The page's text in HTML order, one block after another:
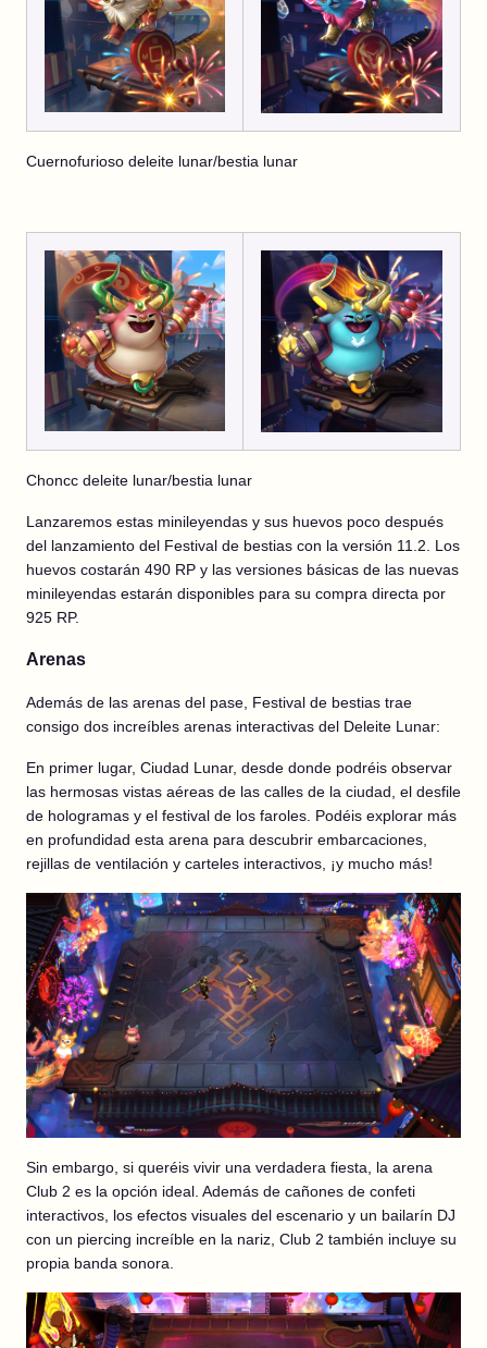
Cuernofurioso deleite lunar/bestia lunar
Choncc deleite lunar/bestia lunar
Lanzaremos estas minileyendas y sus huevos poco después
del lanzamiento del Festival de bestias con la versión 11.2. Los
huevos costarán 490 RP y las versiones básicas de las nuevas
minileyendas estarán disponibles para su compra directa por
925 RP.
Arenas
Además de las arenas del pase, Festival de bestias trae
consigo dos increíbles arenas interactivas del Deleite Lunar:
En primer lugar, Ciudad Lunar, desde donde podréis observar
las hermosas vistas aéreas de las calles de la ciudad, el desfile
de hologramas y el festival de los faroles. Podéis explorar más
en profundidad esta arena para descubrir embarcaciones,
rejillas de ventilación y carteles interactivos, ¡y mucho más!
Sin embargo, si queréis vivir una verdadera fiesta, la arena
Club 2 es la opción ideal. Además de cañones de confeti
interactivos, los efectos visuales del escenario y un bailarín DJ
con un piercing increíble en la nariz, Club 2 también incluye su
propia banda sonora.